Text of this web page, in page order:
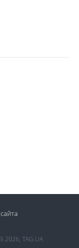
2026, TAG.UA